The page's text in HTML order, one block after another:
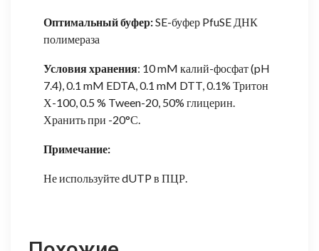
Оптимальный буфер:SE-буфер PfuSE ДНК
полимераза
Условия хранения: 10 mM калий-фосфат (pH
7.4), 0.1 mM EDTA, 0.1 mM DTT, 0.1% Тритон
Х-100, 0.5 % Tween-20, 50% глицерин.
Хранить при -20°С.
Примечание:
Не используйте dUTP в ПЦР.